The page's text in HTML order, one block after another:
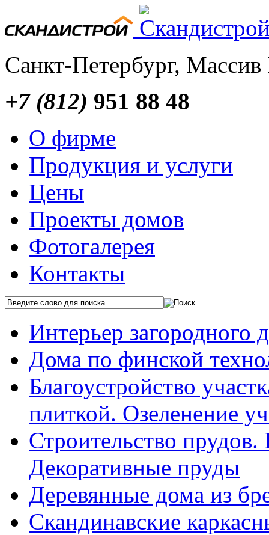
Санкт-Петербург,
+7 (812) 951 88 48
О фирме
Продукция и услуги
Цены
Проекты домов
Фотогалерея
Контакты
Интерьер загородного
Дома по финской
Благоустройство
плиткой. Озеленение
Строительство
Декоративные пруды
Деревянные дома из
Скандинавские